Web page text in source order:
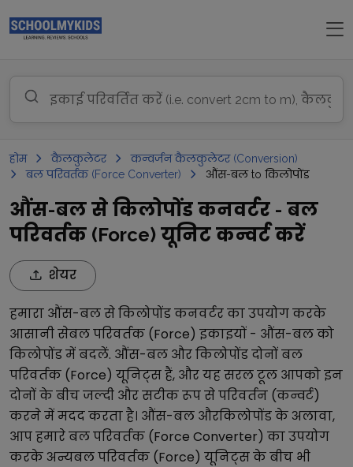
होम कैलकुलेटर
कन्वर्जन कैलकुलेटर (Conversion)
बल परिवर्तक (Force Converter)
औंस-बल to किलोपोंड
औंस-बल से किलोपोंड कनवर्टर - बल
परिवर्तक (Force) यूनिट कन्वर्ट करें
शेयर
हमारा औंस-बलसेकिलोपोंडकनवर्टर का उपयोग करके
आसानी सेबल परिवर्तक (Force) इकाइयों - औंस-बलको
किलोपोंडमें बदलें. औंस-बल औरकिलोपोंडदोनोंबल
परिवर्तक (Force) यूनिट्स हैं, और यह सरल टूल आपको इन
दोनों के बीच जल्दी और सटीक रूप से परिवर्तन (कन्वर्ट)
करने में मदद करता है। औंस-बल औरकिलोपोंडके अलावा,
आप हमारेबल परिवर्तक (Force Converter) का उपयोग
करके अन्यबल परिवर्तक (Force) यूनिट्स के बीच भी